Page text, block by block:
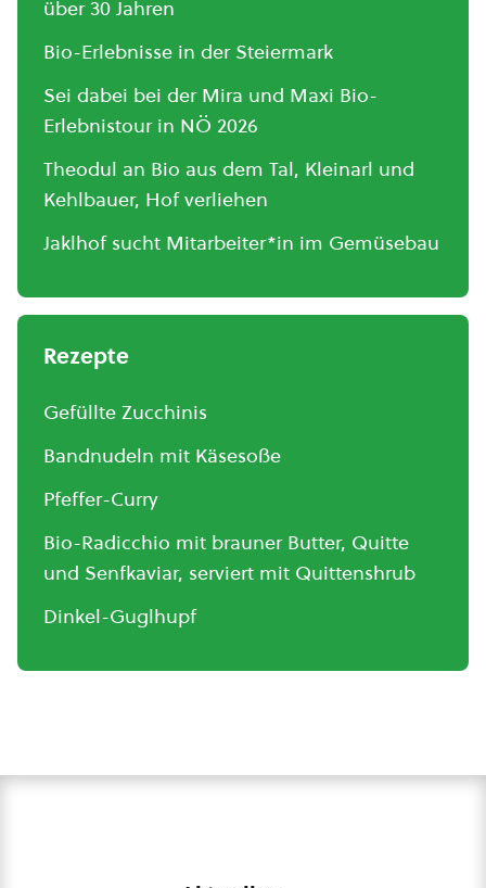
über 30 Jahren
Bio-Erlebnisse in der Steiermark
Sei dabei bei der Mira und Maxi Bio-
Erlebnistour in NÖ 2026
Theodul an Bio aus dem Tal, Kleinarl und
Kehlbauer, Hof verliehen
Jaklhof sucht Mitarbeiter*in im Gemüsebau
Rezepte
Gefüllte Zucchinis
Bandnudeln mit Käsesoße
Pfeffer-Curry
Bio-Radicchio mit brauner Butter, Quitte
und Senfkaviar, serviert mit Quittenshrub
Dinkel-Guglhupf